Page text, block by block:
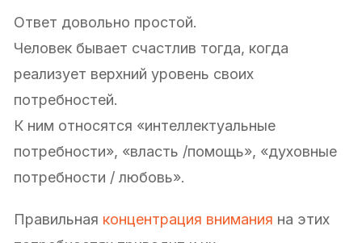
Ответ довольно простой.
Человек бывает счастлив тогда, когда
реализует верхний уровень своих
потребностей.
К ним относятся «интеллектуальные
потребности», «власть /помощь», «духовные
потребности / любовь».
Правильная концентрация внимания на этих